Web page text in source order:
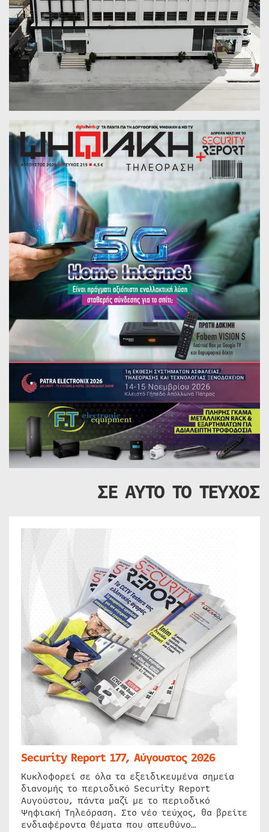
ΣΕ ΑΥΤΟ ΤΟ ΤΕΥΧΟΣ
Security Report 177, Αύγουστος 2026
Κυκλοφορεί σε όλα τα εξειδικευμένα σημεία
διανομής το περιοδικό Security Report
Αυγούστου, πάντα μαζί με το περιοδικό
Ψηφιακή Τηλεόραση. Στο νέο τεύχος, θα βρείτε
ενδιαφέροντα θέματα που απευθύνο…